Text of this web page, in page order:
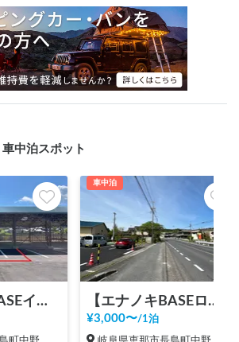
中泊スポット
【エナノキBASEインサイド】アウトドア・車中泊デビュー大歓迎！！/NEW OPENにつき施設は新品です/BBQ/オフ会・貸し切りぜひご相談下さい！/恵那市ICからスグです！
車中泊
【エナノキBASEロードサイド】アウトドア・車中泊デビュー大歓迎！！/NEW OPENにつき施設は新品です/BBQ/オフ会・貸し切りぜひご相談下さい！/恵那市ICからスグです！
¥3,000〜/1泊